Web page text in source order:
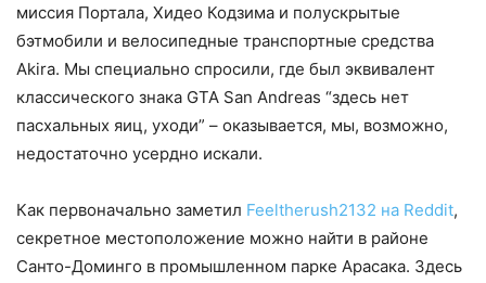
миссия Портала, Хидео Кодзима и полускрытые
бэтмобили и велосипедные транспортные средства
Akira. Мы специально спросили, где был эквивалент
классического знака GTA San Andreas “здесь нет
пасхальных яиц, уходи” – оказывается, мы, возможно,
недостаточно усердно искали.
Как первоначально заметил Feeltherush2132 на Reddit,
секретное местоположение можно найти в районе
Санто-Доминго в промышленном парке Арасака. Здесь